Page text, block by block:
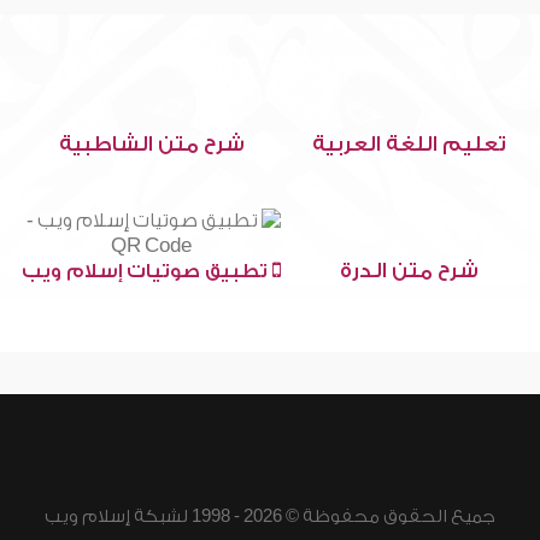
تعليم اللغة العربية شرح متن الشاطبية
شرح متن الدرة تطبيق صوتيات إسلام ويب
جميع الحقوق محفوظة © 2026 - 1998 لشبكة إسلام ويب